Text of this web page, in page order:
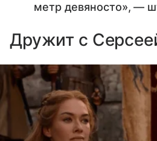
метр девяносто», —
Дружит с